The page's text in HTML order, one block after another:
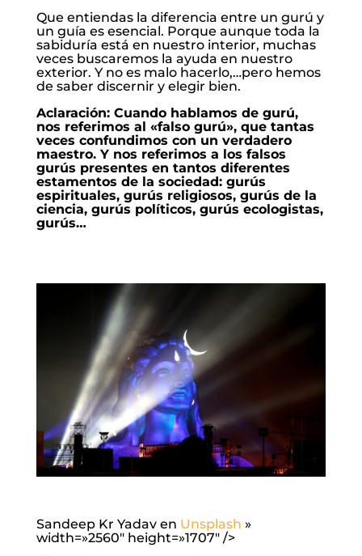
Que entiendas la diferencia entre un gurú y
un guía es esencial. Porque aunque toda la
sabiduría está en nuestro interior, muchas
veces buscaremos la ayuda en nuestro
exterior. Y no es malo hacerlo,…pero hemos
de saber discernir y elegir bien.
Aclaración: Cuando hablamos de gurú,
nos referimos al «falso gurú», que tantas
veces confundimos con un verdadero
maestro. Y nos referimos a los falsos
gurús presentes en tantos diferentes
estamentos de la sociedad: gurús
espirituales, gurús religiosos, gurús de la
ciencia, gurús políticos, gurús ecologistas,
gurús…
Sandeep Kr Yadav en Unsplash »
width=»2560″ height=»1707″ />